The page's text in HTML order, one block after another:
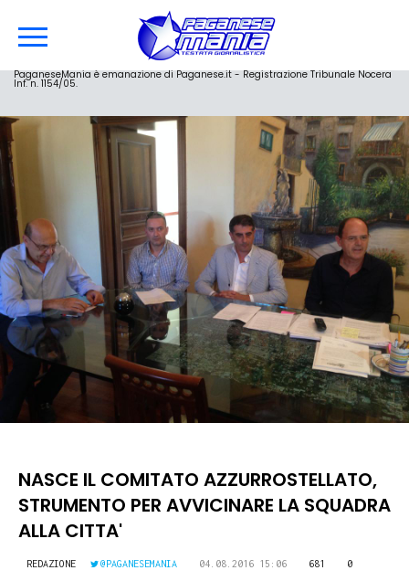
PaganeseMania è emanazione di Paganese.it - Registrazione Tribunale Nocera
Inf. n. 1154/05.
NASCE IL COMITATO AZZURROSTELLATO,
STRUMENTO PER AVVICINARE LA SQUADRA
ALLA CITTA'
REDAZIONE @PAGANESEMANIA 04.08.2016 15:06 681 0